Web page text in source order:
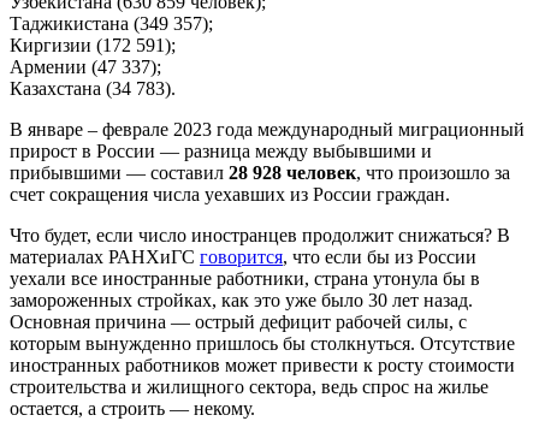
Таджикистана (349 357);
Киргизии (172 591);
Армении (47 337);
Казахстана (34 783).
В январе – феврале 2023 года международный миграционный
прирост в России — разница между выбывшими и
прибывшими — составил 28 928 человек, что произошло за
счет сокращения числа уехавших из России граждан.
Что будет, если число иностранцев продолжит снижаться? В
материалах РАНХиГС говорится, что если бы из России
уехали все иностранные работники, страна утонула бы в
замороженных стройках, как это уже было 30 лет назад.
Основная причина — острый дефицит рабочей силы, с
которым вынужденно пришлось бы столкнуться. Отсутствие
иностранных работников может привести к росту стоимости
строительства и жилищного сектора, ведь спрос на жилье
остается, а строить — некому.